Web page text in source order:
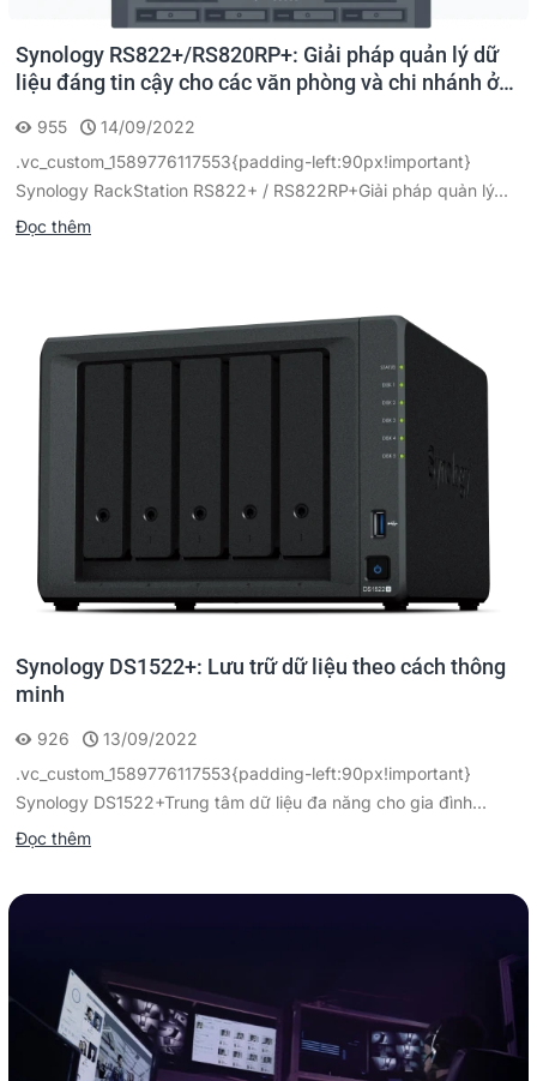
Synology RS822+/RS820RP+: Giải pháp quản lý dữ
liệu đáng tin cậy cho các văn phòng và chi nhánh ở
955
14/09/2022
.vc_custom_1589776117553{padding-left:90px!important}
Synology RackStation RS822+ / RS822RP+Giải pháp quản lý...
Đọc thêm
Synology DS1522+: Lưu trữ dữ liệu theo cách thông
minh
926
13/09/2022
.vc_custom_1589776117553{padding-left:90px!important}
Synology DS1522+Trung tâm dữ liệu đa năng cho gia đình...
Đọc thêm